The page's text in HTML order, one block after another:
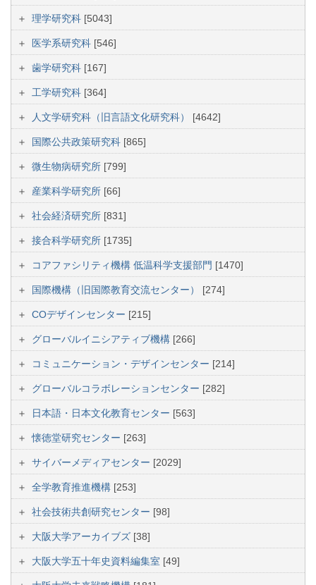
理学研究科 [5043]
医学系研究科 [546]
歯学研究科 [167]
工学研究科 [364]
人文学研究科（旧言語文化研究科） [4642]
国際公共政策研究科 [865]
微生物病研究所 [799]
産業科学研究所 [66]
社会経済研究所 [831]
接合科学研究所 [1735]
コアファシリティ機構 低温科学支援部門 [1470]
国際機構（旧国際教育交流センター） [274]
COデザインセンター [215]
グローバルイニシアティブ機構 [266]
コミュニケーション・デザインセンター [214]
グローバルコラボレーションセンター [282]
日本語・日本文化教育センター [563]
懐徳堂研究センター [263]
サイバーメディアセンター [2029]
全学教育推進機構 [253]
社会技術共創研究センター [98]
大阪大学アーカイブズ [38]
大阪大学五十年史資料編集室 [49]